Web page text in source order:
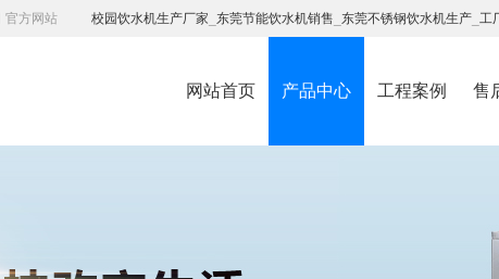
官方网站 校园饮水机生产厂家 东莞节能饮水机销售 东莞不锈钢饮水机生产 工
网站首页 产品中心 工程案例 售